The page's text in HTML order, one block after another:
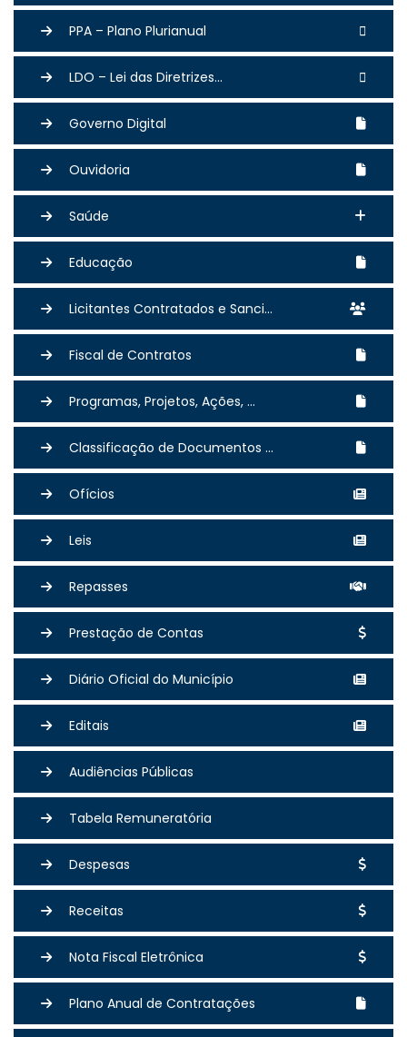
PPA – Plano Plurianual
LDO – Lei das Diretrizes...
Governo Digital
Ouvidoria
Saúde
Educação
Licitantes Contratados e Sanci...
Fiscal de Contratos
Programas, Projetos, Ações, ...
Classificação de Documentos ...
Ofícios
Leis
Repasses
Prestação de Contas
Diário Oficial do Município
Editais
Audiências Públicas
Tabela Remuneratória
Despesas
Receitas
Nota Fiscal Eletrônica
Plano Anual de Contratações